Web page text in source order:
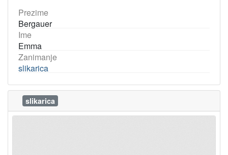
Prezime
Bergauer
Ime
Emma
Zanimanje
slikarica
slikarica